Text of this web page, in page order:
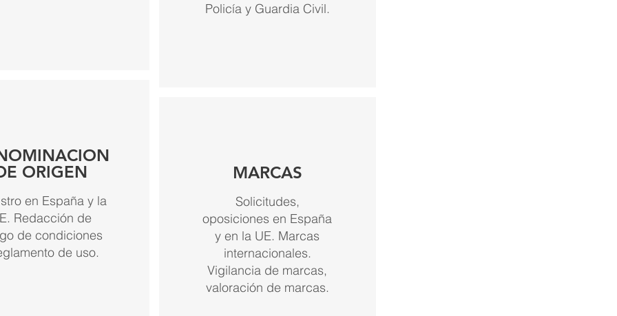
ORIGEN
en España y la
Redacción de
de condiciones
de uso.
Policía y Guardia Civil.
MARCAS
Solicitudes,
oposiciones en España
y en la UE. Marcas
internacionales.
Vigilancia de marcas,
valoración de marcas.